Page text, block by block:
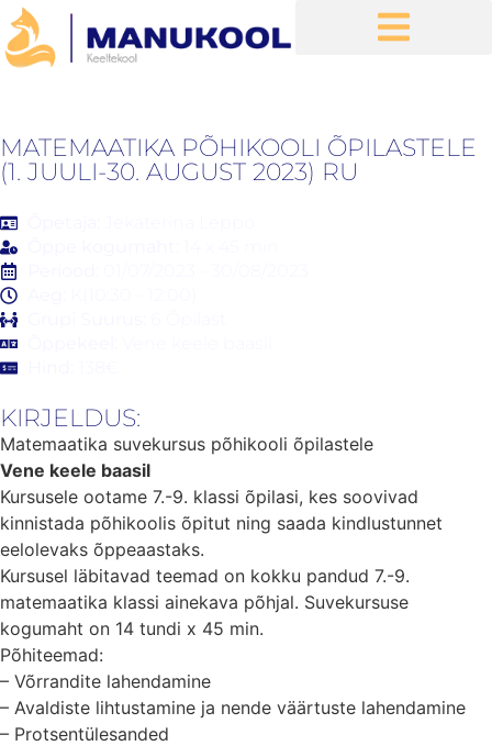
MATEMAATIKA PÕHIKOOLI ÕPILASTELE
(1. JUULI-30. AUGUST 2023) RU
KIRJELDUS:
Matemaatika suvekursus põhikooli õpilastele
Vene keele baasil
Kursusele ootame 7.-9. klassi õpilasi, kes soovivad
kinnistada põhikoolis õpitut ning saada kindlustunnet
eelolevaks õppeaastaks.
Kursusel läbitavad teemad on kokku pandud 7.-9.
matemaatika klassi ainekava põhjal. Suvekursuse
kogumaht on 14 tundi x 45 min.
Põhiteemad:
– Võrrandite lahendamine
– Avaldiste lihtustamine ja nende väärtuste lahendamine
– Protsentülesanded